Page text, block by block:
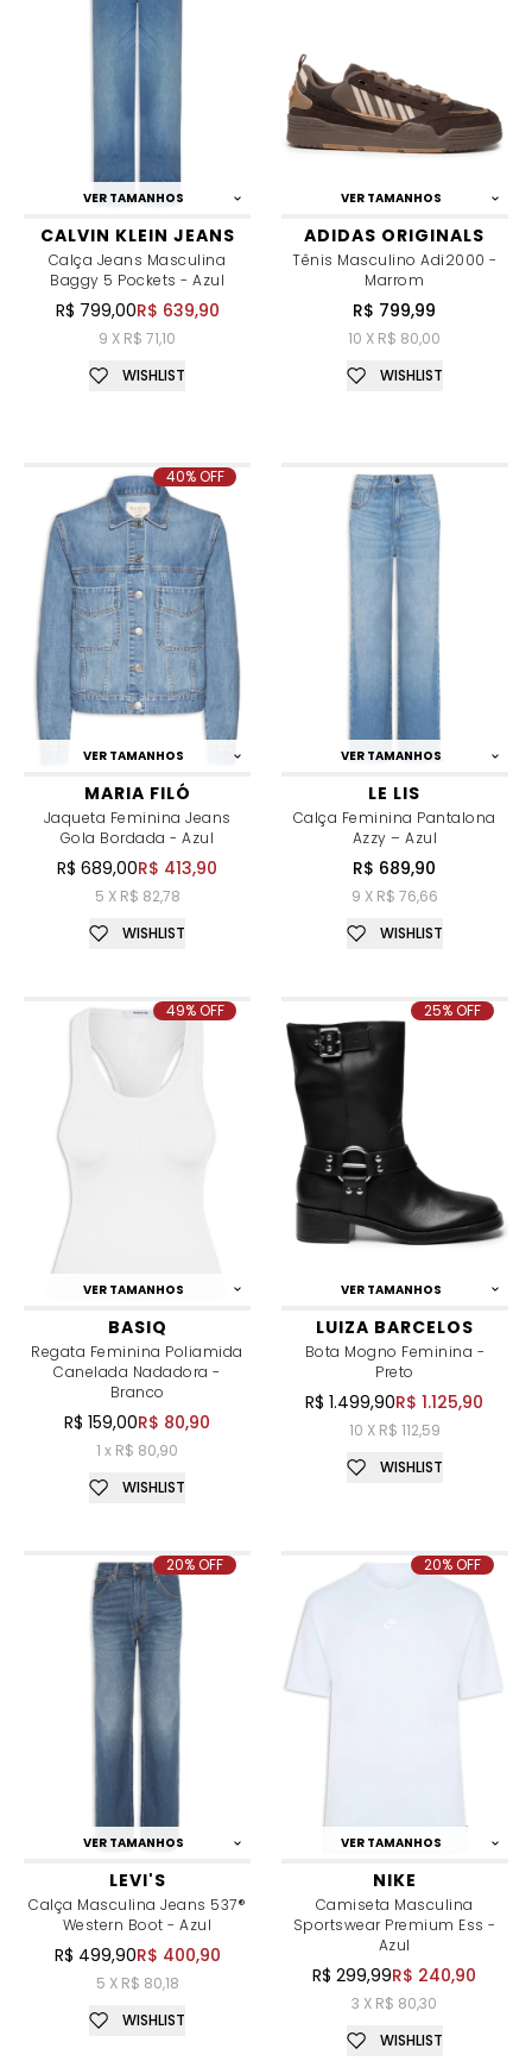
VER TAMANHOS
CALVIN KLEIN JEANS
Calça Jeans Masculina
Baggy 5 Pockets - Azul
R$ 799,00R$ 639,90
9 X R$ 71,10
WISHLIST
VER TAMANHOS
ADIDAS ORIGINALS
Tênis Masculino Adi2000 -
Marrom
R$ 799,99
10 X R$ 80,00
WISHLIST
VER TAMANHOS
MARIA FILÓ
Jaqueta Feminina Jeans
Gola Bordada - Azul
R$ 689,00R$ 413,90
5 X R$ 82,78
40% OFF
WISHLIST
VER TAMANHOS
LE LIS
Calça Feminina Pantalona
Azzy – Azul
R$ 689,90
9 X R$ 76,66
WISHLIST
VER TAMANHOS
BASIQ
Regata Feminina Poliamida
Canelada Nadadora -
Branco
R$ 159,00R$ 80,90
1 x R$ 80,90
49% OFF
WISHLIST
VER TAMANHOS
LUIZA BARCELOS
Bota Mogno Feminina -
Preto
R$ 1.499,90R$ 1.125,90
10 X R$ 112,59
25% OFF
WISHLIST
VER TAMANHOS
LEVI'S
Calça Masculina Jeans 537®
Western Boot - Azul
R$ 499,90R$ 400,90
5 X R$ 80,18
20% OFF
WISHLIST
VER TAMANHOS
NIKE
Camiseta Masculina
Sportswear Premium Ess -
Azul
R$ 299,99R$ 240,90
3 X R$ 80,30
20% OFF
WISHLIST